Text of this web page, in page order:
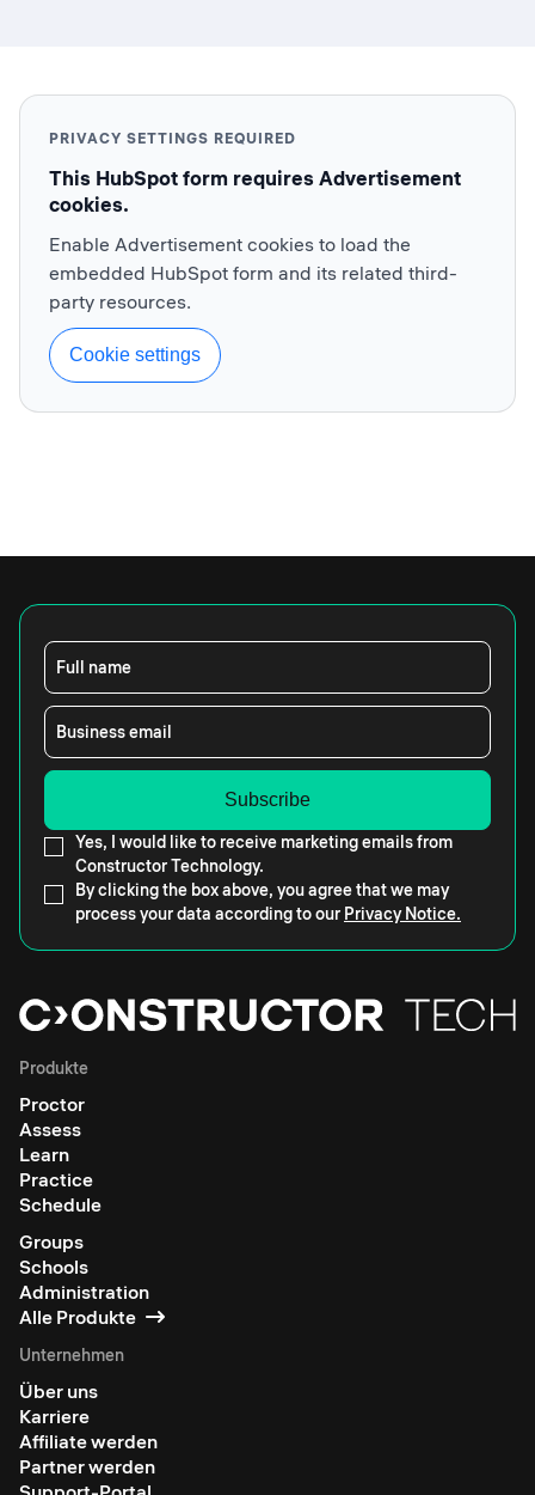
PRIVACY SETTINGS REQUIRED
This HubSpot form requires Advertisement
cookies.
Enable Advertisement cookies to load the
embedded HubSpot form and its related third-
party resources.
Cookie settings
Full name
Business email
Yes, I would like to receive marketing emails from
Constructor Technology.
By clicking the box above, you agree that we may
process your data according to our Privacy Notice.
Produkte
Proctor
Assess
Learn
Practice
Schedule
Groups
Schools
Administration
Alle Produkte
Unternehmen
Über uns
Karriere
Affiliate werden
Partner werden